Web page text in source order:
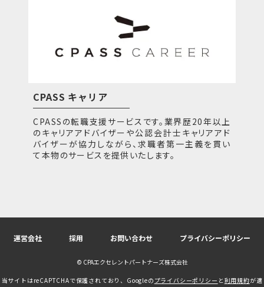
CPASS キャリア
CPASSの転職支援サービスです。業界歴20年以上
のキャリアアドバイザーや公認会計士キャリアアド
バイザーが協力しながら、求職者第一主義を貫い
て本物のサービスを提供いたします。
運営会社 採用 お問い合わせ プライバシーポリシー
© CPAエクセレントパートナーズ株式会社
当サイトはreCAPTCHAで保護されており、Googleの プライバシーポリシー と利用規約が適